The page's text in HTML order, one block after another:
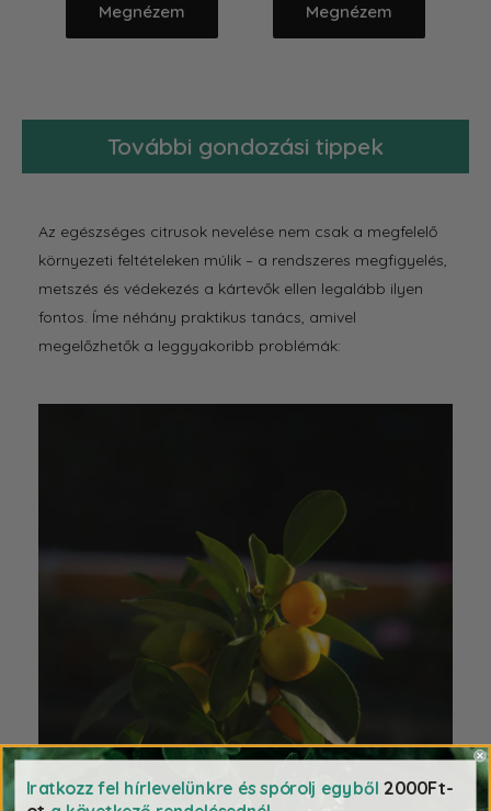
Megnézem Megnézem
További gondozási tippek
Az egészséges citrusok nevelése nem csak a megfelelő
környezeti feltételeken múlik – a rendszeres megfigyelés,
metszés és védekezés a kártevők ellen legalább ilyen
fontos. Íme néhány praktikus tanács, amivel
megelőzhetők a leggyakoribb problémák:
Iratkozz fel hírlevelünkre és spórolj egyből 2000Ft-